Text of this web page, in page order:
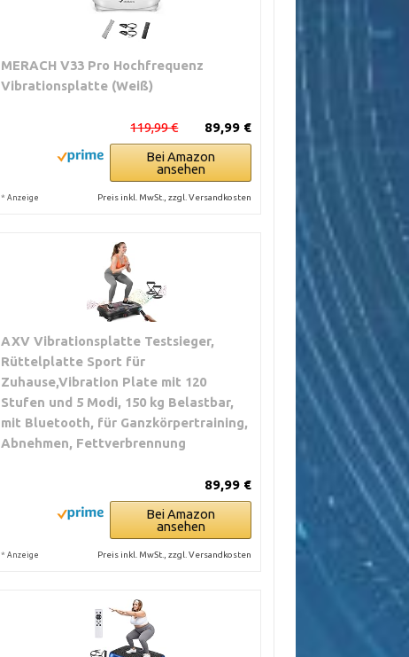
MERACH V33 Pro Hochfrequenz
Vibrationsplatte (Weiß)
89,99 €
119,99 €
Bei Amazon
ansehen
* Anzeige Preis inkl. MwSt., zzgl. Versandkosten
AXV Vibrationsplatte Testsieger,
Rüttelplatte Sport für
Zuhause,Vibration Plate mit 120
Stufen und 5 Modi, 150 kg Belastbar,
mit Bluetooth, für Ganzkörpertraining,
Abnehmen, Fettverbrennung
89,99 €
Bei Amazon
ansehen
* Anzeige Preis inkl. MwSt., zzgl. Versandkosten